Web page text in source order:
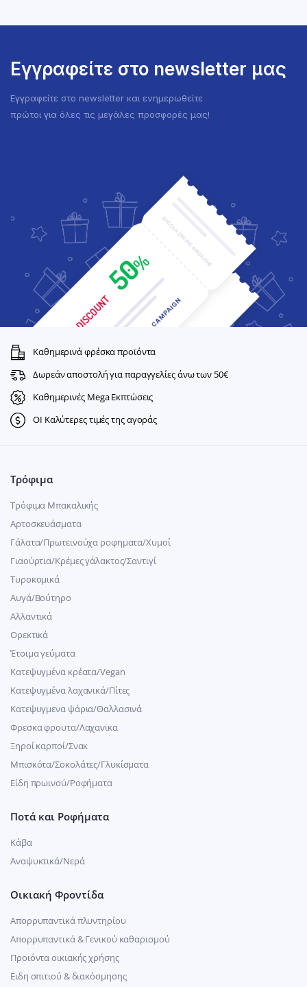
Εγγραφείτε στο newsletter μας
Εγγραφείτε στο newsletter και ενημερωθείτε
πρώτοι για όλες τις μεγάλες προσφορές μας!
Καθημερινά φρέσκα προϊόντα
Δωρεάν αποστολή για παραγγελίες άνω των 50€
Καθημερινές Mega Εκπτώσεις
ΟΙ Καλύτερες τιμές της αγοράς
Τρόφιμα
Τρόφιμα Μπακαλικής
Αρτοσκευάσματα
Γάλατα/Πρωτεινούχα ροφηματα/Χυμοί
Γιαούρτια/Κρέμες γάλακτος/Σαντιγί
Τυροκομικά
Αυγά/Βούτηρο
Αλλαντικά
Ορεκτικά
Έτοιμα γεύματα
Κατεψυγμένα κρέατα/Vegan
Kατεψυγμένα λαχανικά/Πίτες
Κατεψυγμενα ψάρια/Θαλλασινά
Φρεσκα φρουτα/Λαχανικα
Ξηροί καρποί/Σνακ
Μπισκότα/Σοκολάτες/Γλυκίσματα
Είδη πρωινού/Ροφήματα
Ποτά και Ροφήματα
Κάβα
Αναψυκτικά/Νερά
Οικιακή Φροντίδα
Απορρυπαντικά πλυντηρίου
Απορρυπαντικά & Γενικού καθαρισμού
Προιόντα οικιακής χρήσης
Ειδη σπιτιού & διακόσμησης